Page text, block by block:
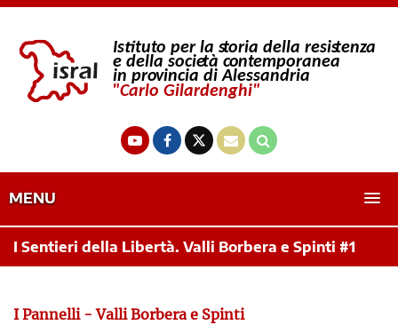
MENU
I Sentieri della Libertà. Valli Borbera e Spinti #1
I Pannelli - Valli Borbera e Spinti